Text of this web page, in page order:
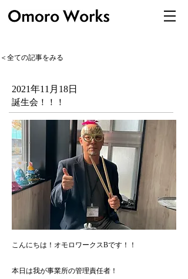
＜全ての記事をみる
2021年11月18日
誕生会！！！
こんにちは！オモロワークスBです！！
本日は我が事業所の管理責任者！